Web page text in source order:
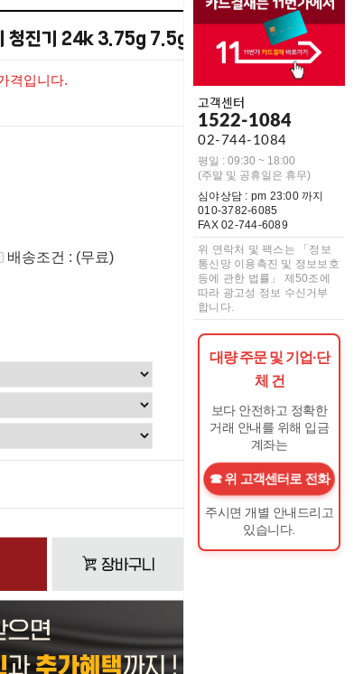
고객센터
1522-1084
02-744-1084
평일 : 09:30 ~ 18:00
(주말 및 공휴일은 휴무)
심야상담 : pm 23:00 까지
010-3782-6085
FAX 02-744-6089
위 연락처 및 팩스는 「정보
통신망 이용촉진 및 정보보호
등에 관한 법률」 제50조에
따라 광고성 정보 수신거부
합니다.
대량 주문 및 기업·단
체 건
보다 안전하고 정확한
거래 안내를 위해 입금
계좌는
위 고객센터로 전화
주시면 개별 안내드리고
있습니다.
청진기 24k 3.75g 7.5g 11.25g
격입니다.
배송조건 : (무료)
0원